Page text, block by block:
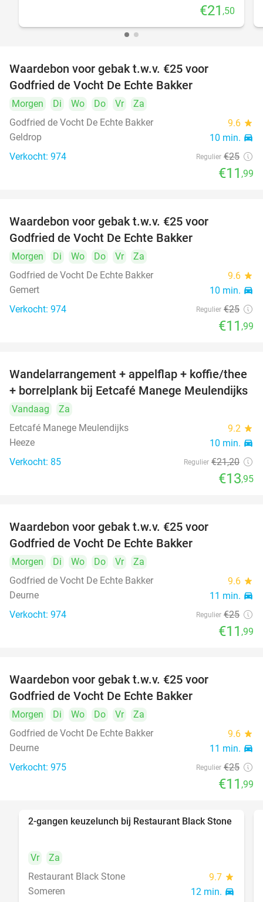
€21 ,50
Waardebon voor gebak t.w.v. €25 voor
Godfried de Vocht De Echte Bakker
Morgen Di Wo Do Vr
Za
Godfried de Vocht De Echte Bakker
9.6 star
Geldrop 10 min. directions_car
Verkocht: 974 Regulier €25
€11 ,99
Waardebon voor gebak t.w.v. €25 voor
Godfried de Vocht De Echte Bakker
Morgen Di Wo Do Vr
Za
Godfried de Vocht De Echte Bakker
9.6 star
Gemert 10 min. directions_car
Verkocht: 974 Regulier €25
€11 ,99
34%
Wandelarrangement + appelflap + koffie/thee
+ borrelplank bij Eetcafé Manege Meulendijks
Vandaag
Za
Eetcafé Manege Meulendijks
9.2 star
Heeze 10 min. directions_car
Verkocht: 85 Regulier €21,20
€13,95
Waardebon voor gebak t.w.v. €25 voor
Godfried de Vocht De Echte Bakker
Morgen Di Wo Do Vr
Za
Godfried de Vocht De Echte Bakker
9.6 star
Deurne 11 min. directions_car
Verkocht: 974 Regulier €25
€11 ,99
Waardebon voor gebak t.w.v. €25 voor
Godfried de Vocht De Echte Bakker
Morgen Di Wo Do Vr
Za
Godfried de Vocht De Echte Bakker
9.6 star
Deurne 11 min. directions_car
Verkocht: 975 Regulier €25
€11 ,99
36%
2-gangen keuzelunch bij Restaurant Black Stone
Vr
Za
Restaurant Black Stone
9.7 star
Someren 12 min. directions_car